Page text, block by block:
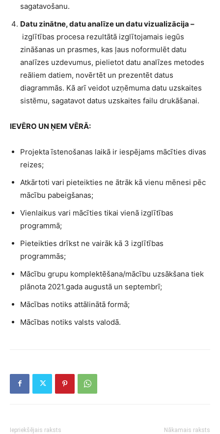
sagatavošanu.
Datu zinātne, datu analīze un datu vizualizācija –
izglītības procesa rezultātā izglītojamais iegūs
zināšanas un prasmes, kas ļaus noformulēt datu
analīzes uzdevumus, pielietot datu analīzes metodes
reāliem datiem, novērtēt un prezentēt datus
diagrammās. Kā arī veidot uzņēmuma datu uzskaites
sistēmu, sagatavot datus uzskaites failu drukāšanai.
IEVĒRO UN ŅEM VĒRĀ:
Projekta īstenošanas laikā ir iespējams mācīties divas
reizes;
Atkārtoti vari pieteikties ne ātrāk kā vienu mēnesi pēc
mācību pabeigšanas;
Vienlaikus vari mācīties tikai vienā izglītības
programmā;
Pieteikties drīkst ne vairāk kā 3 izglītības
programmās;
Mācību grupu komplektēšana/mācību uzsākšana tiek
plānota 2021.gada augustā un septembrī;
Mācības notiks attālinātā formā;
Mācības notiks valsts valodā.
Iepriekšējais raksts Nākamais raksts